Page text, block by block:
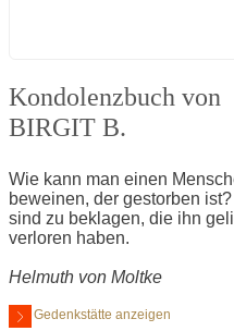
Kondolenzbuch von
BIRGIT B.
Wie kann man einen
beweinen, der gestorben
sind zu beklagen, die ihn
verloren haben.
Helmuth von Moltke
Gedenkstätte anzeigen